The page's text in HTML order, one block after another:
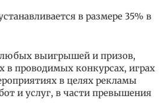
в размере 35% в
выигрышей и призов,
в проводимых конкурсах, играх
в целях рекламы
и услуг, в части превышения